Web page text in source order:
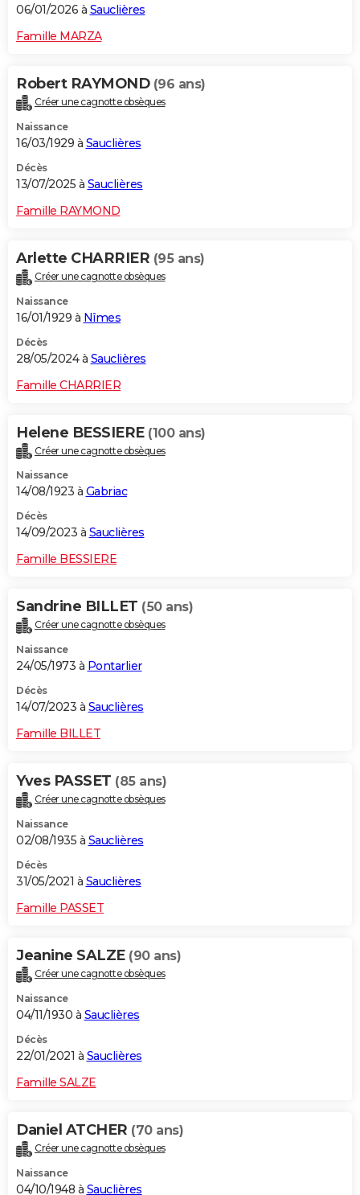
S'inscrire
Se connecter
Lycées
Collèges
Primaires
Universités
Entreprises
Service militaire
Avis de recherche
AVIS DE DÉCÈS
FORUM
Bricolage
Lifestyle
Culture
Television
Voyage
Cinema
06/01/2026 à Sauclières
Famille MARZA
Robert RAYMOND (96 ans)
Créer une cagnotte obsèques
Naissance
16/03/1929 à Sauclières
Décès
13/07/2025 à Sauclières
Famille RAYMOND
Arlette CHARRIER (95 ans)
Créer une cagnotte obsèques
Naissance
16/01/1929 à Nîmes
Décès
28/05/2024 à Sauclières
Famille CHARRIER
Helene BESSIERE (100 ans)
Créer une cagnotte obsèques
Naissance
14/08/1923 à Gabriac
Décès
14/09/2023 à Sauclières
Famille BESSIERE
Sandrine BILLET (50 ans)
Créer une cagnotte obsèques
Naissance
24/05/1973 à Pontarlier
Décès
14/07/2023 à Sauclières
Famille BILLET
Yves PASSET (85 ans)
Créer une cagnotte obsèques
Naissance
02/08/1935 à Sauclières
Décès
31/05/2021 à Sauclières
Famille PASSET
Jeanine SALZE (90 ans)
Créer une cagnotte obsèques
Naissance
04/11/1930 à Sauclières
Décès
22/01/2021 à Sauclières
Famille SALZE
Daniel ATCHER (70 ans)
Créer une cagnotte obsèques
Naissance
04/10/1948 à Sauclières